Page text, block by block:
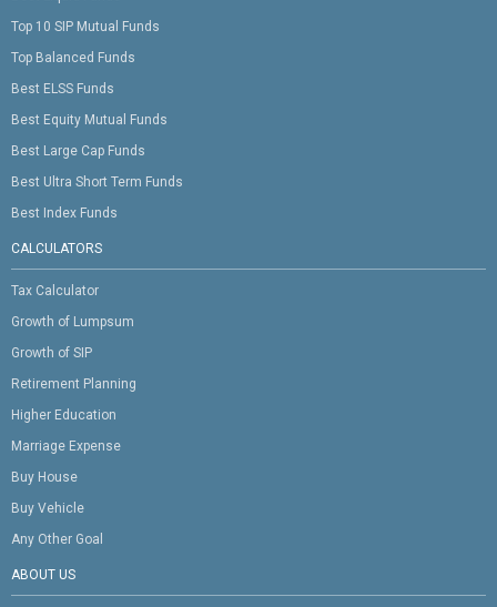
Top 10 SIP Mutual Funds
Top Balanced Funds
Best ELSS Funds
Best Equity Mutual Funds
Best Large Cap Funds
Best Ultra Short Term Funds
Best Index Funds
CALCULATORS
Tax Calculator
Growth of Lumpsum
Growth of SIP
Retirement Planning
Higher Education
Marriage Expense
Buy House
Buy Vehicle
Any Other Goal
ABOUT US